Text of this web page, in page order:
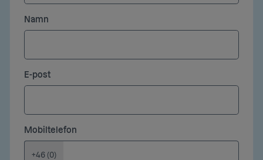
Namn
E-post
Mobiltelefon
+46 (0)